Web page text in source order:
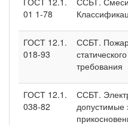
01 1-78
ГОСТ 12.1.
018-93
ССБТ.
требования
ГОСТ 12.1.
038-82
ССБТ.
допустимые